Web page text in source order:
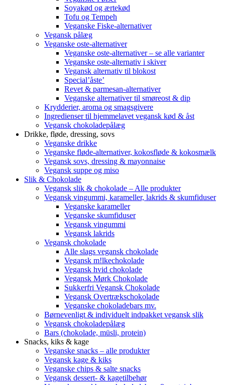
Soyakød og ærtekød
Tofu og Tempeh
Veganske Fiske-alternativer
Vegansk pålæg
Veganske oste-alternativer
Veganske oste-alternativer – se alle varianter
Veganske oste-alternativ i skiver
Vegansk alternativ til blokost
Special’åste’
Revet & parmesan-alternativer
Veganske alternativer til smøreost & dip
Krydderier, aroma og smagsgivere
Ingredienser til hjemmelavet vegansk kød & åst
Vegansk chokoladepålæg
Drikke, fløde, dressing, sovs
Veganske drikke
Veganske fløde-alternativer, kokosfløde & kokosmælk
Vegansk sovs, dressing & mayonnaise
Vegansk suppe og miso
Slik & Chokolade
Vegansk slik & chokolade – Alle produkter
Vegansk vingummi, karameller, lakrids & skumfiduser
Veganske karameller
Veganske skumfiduser
Vegansk vingummi
Vegansk lakrids
Vegansk chokolade
Alle slags vegansk chokolade
Vegansk m!lkechokolade
Vegansk hvid chokolade
Vegansk Mørk Chokolade
Sukkerfri Vegansk Chokolade
Vegansk Overtrækschokolade
Veganske chokoladebars mv.
Børnevenligt & individuelt indpakket vegansk slik
Vegansk chokoladepålæg
Bars (chokolade, müsli, protein)
Snacks, kiks & kage
Veganske snacks – alle produkter
Vegansk kage & kiks
Veganske chips & salte snacks
Vegansk dessert- & kagetilbehør